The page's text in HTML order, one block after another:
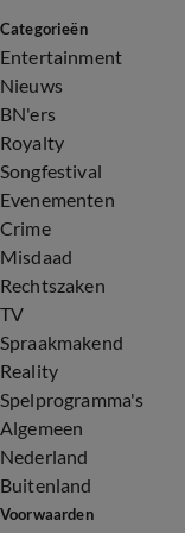
Categorieën
Entertainment
Nieuws
BN'ers
Royalty
Songfestival
Evenementen
Crime
Misdaad
Rechtszaken
TV
Spraakmakend
Reality
Spelprogramma's
Algemeen
Nederland
Buitenland
Voorwaarden